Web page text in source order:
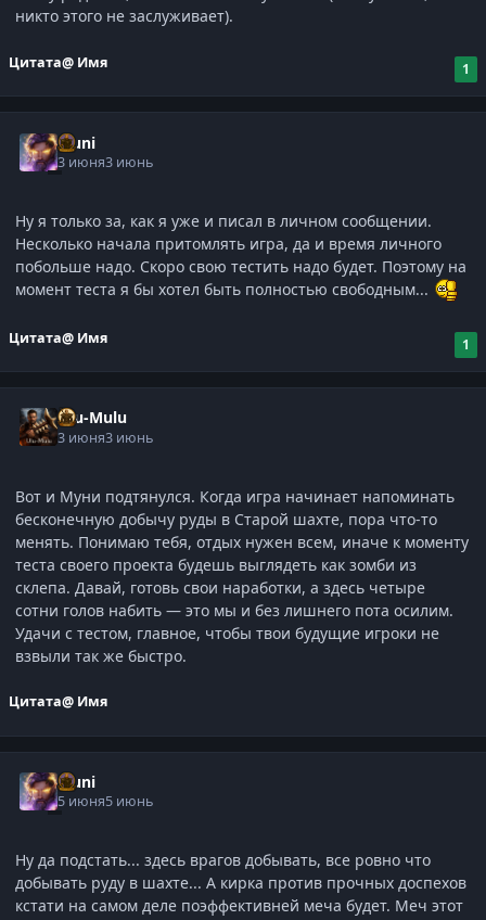
никто этого не заслуживает).
Цитата@ Имя 1
Muni
3 июня3 июнь
Ну я только за, как я уже и писал в личном сообщении.
Несколько начала притомлять игра, да и время личного
побольше надо. Скоро свою тестить надо будет. Поэтому на
момент теста я бы хотел быть полностью свободным...
Цитата@ Имя 1
Ulu-Mulu
3 июня3 июнь
Вот и Муни подтянулся. Когда игра начинает напоминать
бесконечную добычу руды в Старой шахте, пора что-то
менять. Понимаю тебя, отдых нужен всем, иначе к моменту
теста своего проекта будешь выглядеть как зомби из
склепа. Давай, готовь свои наработки, а здесь четыре
сотни голов набить — это мы и без лишнего пота осилим.
Удачи с тестом, главное, чтобы твои будущие игроки не
взвыли так же быстро.
Цитата@ Имя
Muni
5 июня5 июнь
Ну да подстать... здесь врагов добывать, все ровно что
добывать руду в шахте... А кирка против прочных доспехов
кстати на самом деле поэффективней меча будет. Меч этот